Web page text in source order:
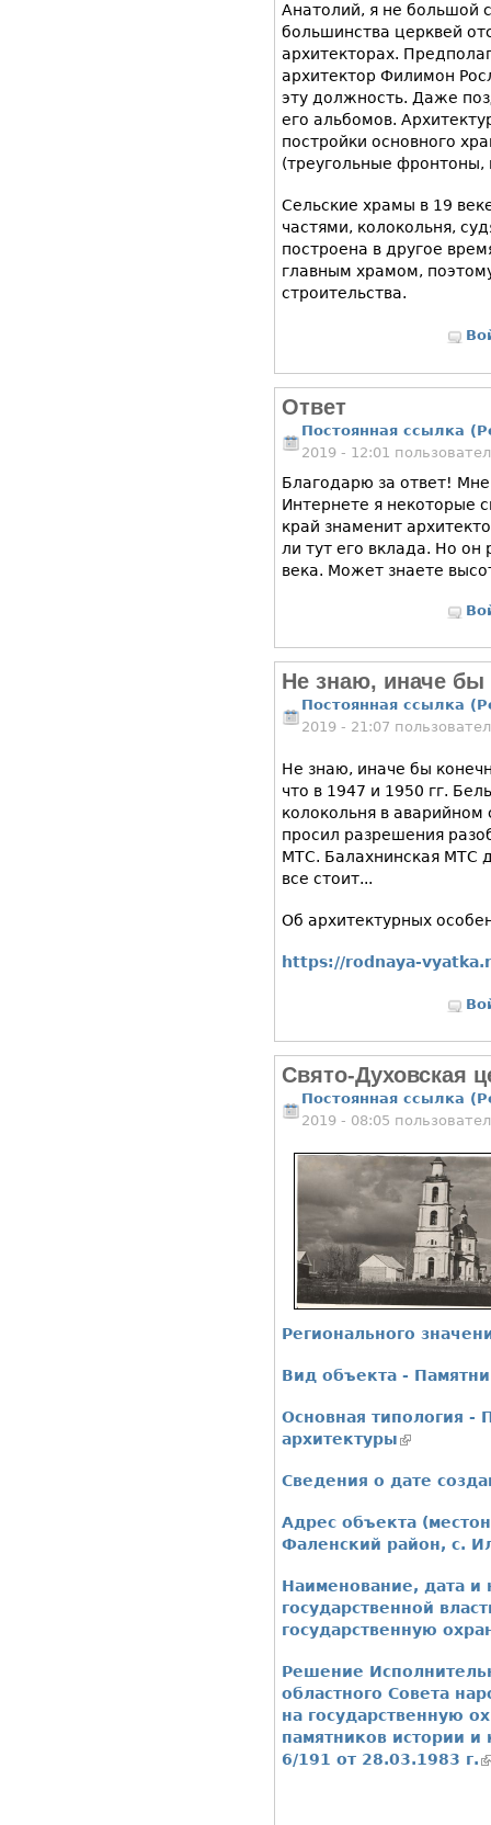
Анатолий, я не большой
большинства церквей
архитекторах.
архитектор Филимон
эту должность. Даже
его альбомов.
постройки основного
(треугольные фронтоны,
Сельские храмы в 19
частями, колокольня,
построена в другое
главным храмом,
строительства.
Ответ
Постоянная ссылка
2019 - 12:01
Благодарю за ответ!
Интернете я некоторые
край знаменит
ли тут его вклада. Но он
века. Может знаете
Не знаю, иначе бы
Постоянная ссылка
2019 - 21:07
Не знаю, иначе бы
что в 1947 и 1950 гг.
колокольня в
просил разрешения
МТС. Балахнинская МТС
все стоит...
Об архитектурных
https://rodnaya-
Свято-Духовская
Постоянная ссылка
2019 - 08:05
Регионального
Вид объекта -
Основная типология -
архитектуры (внешняя
Сведения о дате
Адрес объекта
Фаленский район, с.
Наименование, дата и
государственной
государственную
Решение
областного Совета
на государственную
памятников истории
6/191 от 28.03.1983 г.